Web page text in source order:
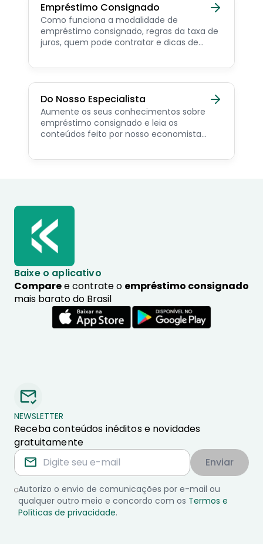
Empréstimo Consignado
Como funciona a modalidade de
empréstimo consignado, regras da taxa de
juros, quem pode contratar e dicas de
Do Nosso Especialista
Aumente os seus conhecimentos sobre
empréstimo consignado e leia os
conteúdos feito por nosso economista
Baixe o aplicativo
Comparee contrate o empréstimo consignado
mais barato do Brasil
NEWSLETTER
Receba conteúdos inéditos e novidades
gratuitamente
Enviar
Autorizo o envio de comunicações por e-mail ou
qualquer outro meio e concordo com os Termos e
Políticas de privacidade.